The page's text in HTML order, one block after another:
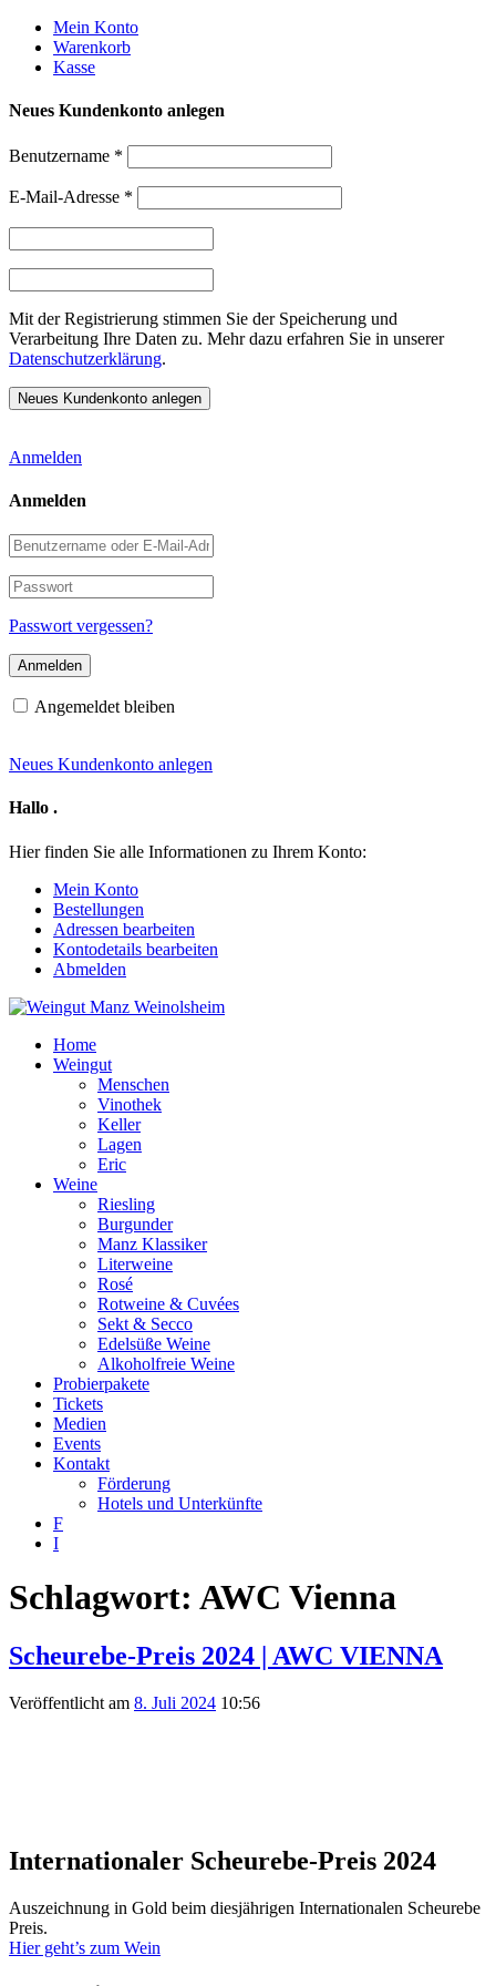
Weiter
zum
Inhalt
Mein Konto
Warenkorb
Kasse
Neues Kundenkonto anlegen
Benutzername *
E-Mail-Adresse *
Mit der Registrierung stimmen Sie der Speicherung und
Verarbeitung Ihre Daten zu. Mehr dazu erfahren Sie in unserer
Datenschutzerklärung.
Anmelden
Anmelden
Benutzername
oder
E-
Mail-
Adresse
Passwort
Passwort vergessen?
Angemeldet bleiben
Neues Kundenkonto anlegen
Hallo .
Hier finden Sie alle Informationen zu Ihrem Konto:
Mein Konto
Bestellungen
Adressen bearbeiten
Kontodetails bearbeiten
Abmelden
Home
Weingut
Menschen
Vinothek
Keller
Lagen
Eric
Weine
Riesling
Burgunder
Manz Klassiker
Literweine
Rosé
Rotweine & Cuvées
Sekt & Secco
Edelsüße Weine
Alkoholfreie Weine
Probierpakete
Tickets
Medien
Events
Kontakt
Förderung
Hotels und Unterkünfte
F
I
Schlagwort: AWC Vienna
Scheurebe-Preis 2024 | AWC VIENNA
Veröffentlicht am 8. Juli 2024 10:56
Internationaler Scheurebe-Preis 2024
Auszeichnung in Gold beim diesjährigen Internationalen Scheurebe
Preis.
Hier geht’s zum Wein